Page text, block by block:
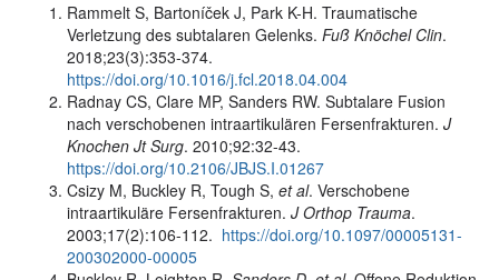
Rammelt S, Bartoníček J, Park K-H. Traumatische
Verletzung des subtalaren Gelenks. Fuß Knöchel Clin.
2018;23(3):353-374.
https://doi.org/10.1016/j.fcl.2018.04.004
Radnay CS, Clare MP, Sanders RW. Subtalare Fusion
nach verschobenen intraartikulären Fersenfrakturen. J
Knochen Jt Surg. 2010;92:32-43.
https://doi.org/10.2106/JBJS.I.01267
Csizy M, Buckley R, Tough S, et al. Verschobene
intraartikuläre Fersenfrakturen. J Orthop Trauma.
2003;17(2):106-112. https://doi.org/10.1097/00005131-
200302000-00005